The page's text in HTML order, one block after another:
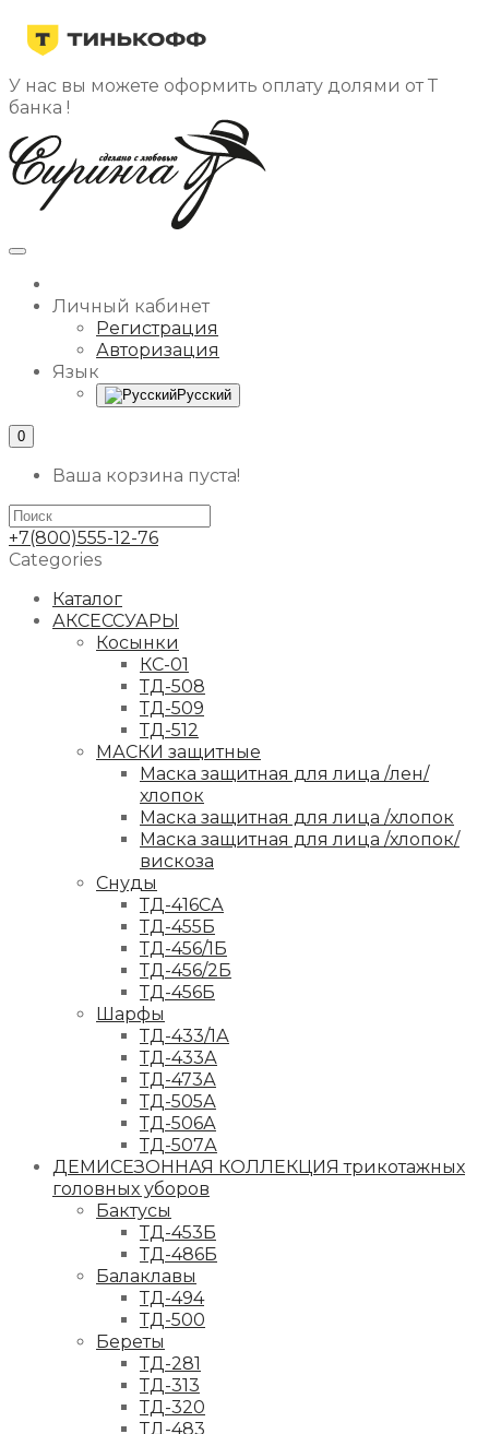
У нас вы можете оформить оплату долями от Т
банка !
Личный кабинет
Регистрация
Авторизация
Язык
Русский
0
Ваша корзина пуста!
+7(800)555-12-76
Categories
Каталог
АКСЕССУАРЫ
Косынки
КС-01
ТД-508
ТД-509
ТД-512
МАСКИ защитные
Маска защитная для лица /лен/
хлопок
Маска защитная для лица /хлопок
Маска защитная для лица /хлопок/
вискоза
Снуды
ТД-416СА
ТД-455Б
ТД-456/1Б
ТД-456/2Б
ТД-456Б
Шарфы
ТД-433/1А
ТД-433А
ТД-473А
ТД-505А
ТД-506А
ТД-507А
ДЕМИСЕЗОННАЯ КОЛЛЕКЦИЯ трикотажных
головных уборов
Бактусы
ТД-453Б
ТД-486Б
Балаклавы
ТД-494
ТД-500
Береты
ТД-281
ТД-313
ТД-320
ТД-483